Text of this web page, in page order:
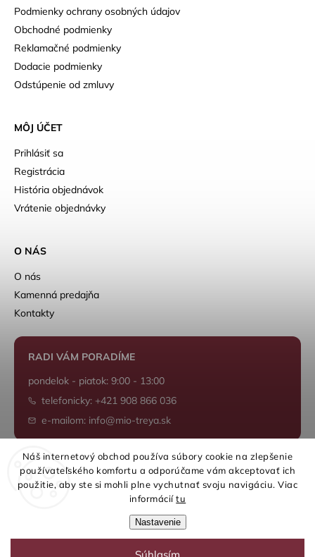
Náš internetový obchod používa súbory cookie na zlepšenie
používateľského komfortu a odporúčame vám akceptovať ich
použitie, aby ste si mohli plne vychutnať svoju navigáciu. Viac
informáciítu
Nastavenie
Podmienky ochrany osobných údajov
Obchodné podmienky
Reklamačné podmienky
Dodacie podmienky
Odstúpenie od zmluvy
MÔJ ÚČET
Prihlásiť sa
Registrácia
História objednávok
Vrátenie objednávky
O NÁS
O nás
Kamenná predajňa
Kontakty
RADI VÁM PORADÍME
pondelok - piatok: 9:00 - 13:00
telefonicky: +421 908 866 036
e-mailom: info@mio-treya.sk
Shoptet.sk